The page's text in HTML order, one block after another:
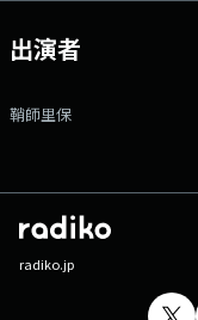
出演者
鞘師里保
radiko.jp